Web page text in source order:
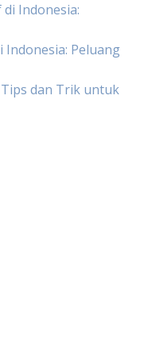
Indonesia:
Indonesia: Peluang
dan Trik untuk